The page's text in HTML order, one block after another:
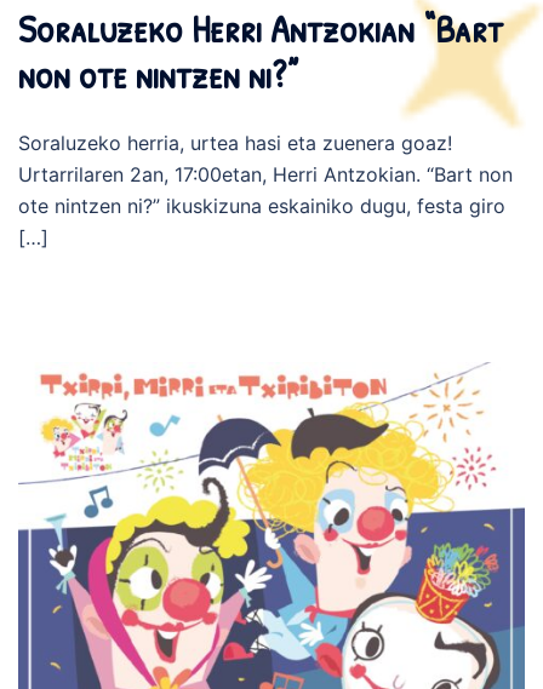
Soraluzeko Herri Antzokian “Bart
non ote nintzen ni?”
Soraluzeko herria, urtea hasi eta zuenera goaz!
Urtarrilaren 2an, 17:00etan, Herri Antzokian. “Bart non
ote nintzen ni?” ikuskizuna eskainiko dugu, festa giro
[…]